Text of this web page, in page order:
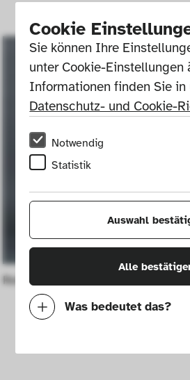
Cookie
Sie können Ihre
unter Cookie-Einstellungen
Datenschutz- und Cookie-
Notwendig
Statistik
Auswahl
Alle
Was bedeutet das?
Mit diesen Cookies können
Relief (model)